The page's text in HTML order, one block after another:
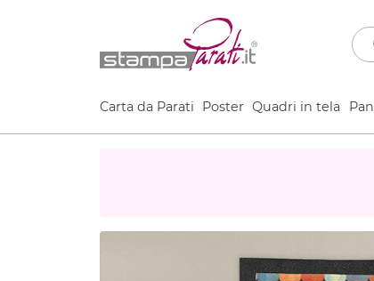
Carta da Parati Poster Quadri in tela